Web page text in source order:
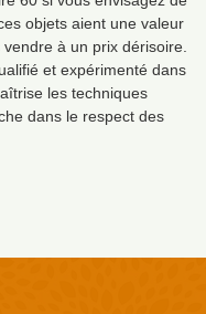
objets aient une valeur
à un prix dérisoire.
et expérimenté dans
les techniques
dans le respect des